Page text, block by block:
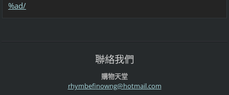
%ad/
聯絡我們
購物天堂
rhymbefinowng@hotmail.com